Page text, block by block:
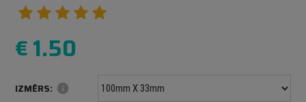
€1.50
IZMĒRS: info